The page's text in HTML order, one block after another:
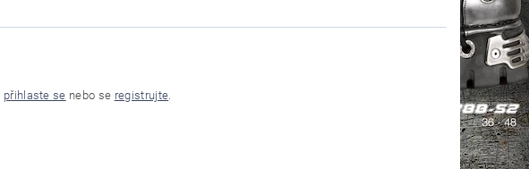
přihlaste se nebo se registrujte.